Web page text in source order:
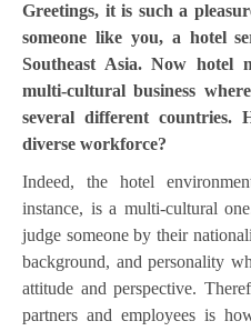
Greetings, it is such a
someone like you, a hotel
Southeast Asia. Now hotel
multi-cultural business
several different countries.
diverse workforce?
Indeed, the hotel
instance, is a multi-cultural
judge someone by their
background, and personality
attitude and perspective.
partners and employees is